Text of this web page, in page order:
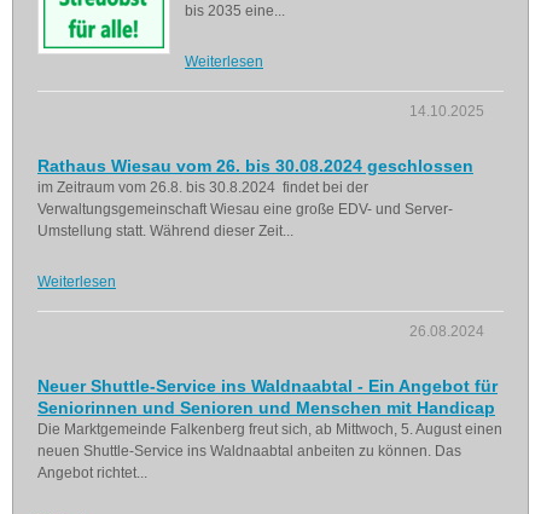
bis 2035 eine...
Weiterlesen
14.10.2025
Rathaus Wiesau vom 26. bis 30.08.2024 geschlossen
im Zeitraum vom 26.8. bis 30.8.2024 findet bei der
Verwaltungsgemeinschaft Wiesau eine große EDV- und Server-
Umstellung statt. Während dieser Zeit...
Weiterlesen
26.08.2024
Neuer Shuttle-Service ins Waldnaabtal - Ein Angebot für
Seniorinnen und Senioren und Menschen mit Handicap
Die Marktgemeinde Falkenberg freut sich, ab Mittwoch, 5. August einen
neuen Shuttle-Service ins Waldnaabtal anbeiten zu können. Das
Angebot richtet...